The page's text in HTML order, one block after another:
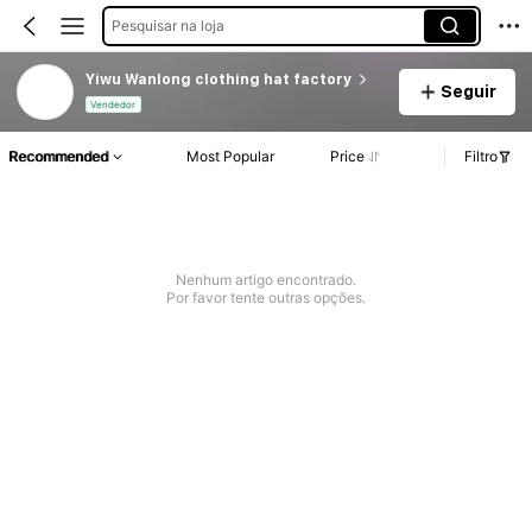
Pesquisar na loja
Yiwu Wanlong clothing hat factory
Vendedor
Seguir
Recommended Most Popular Price Filtro
Nenhum artigo encontrado.
Por favor tente outras opções.